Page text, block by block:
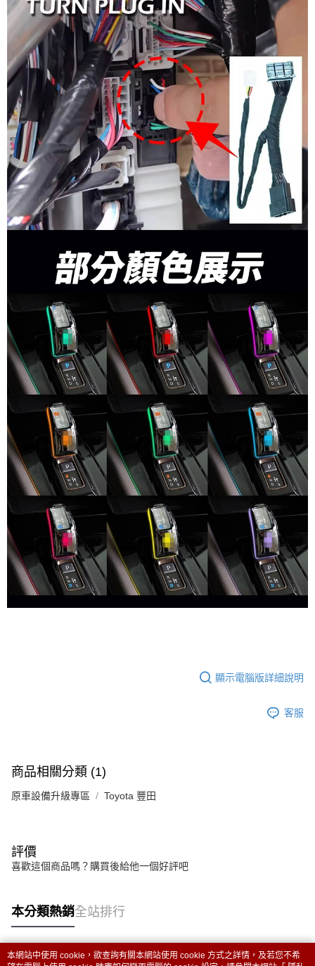
顯示電腦版詳細說明
客服
商品相關分類 (1)
原車設備升級專區 Toyota 豐田
評價
喜歡這個商品嗎？購買後給他一個好評吧
本分類熱銷全站排行
本網站中使用 cookie，欲查詢有關本網站使用 cookie 方式之詳情，及若您不希